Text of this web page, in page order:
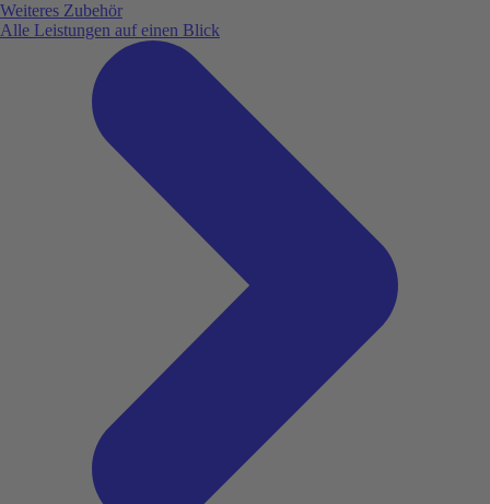
Weiteres Zubehör
Alle Leistungen auf einen Blick